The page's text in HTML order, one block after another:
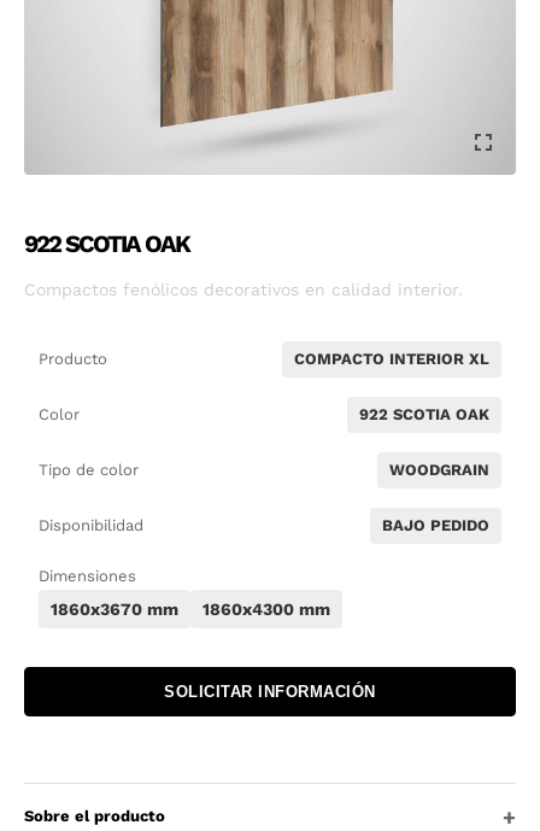
922 SCOTIA OAK
Compactos fenólicos decorativos en calidad interior.
Producto COMPACTO INTERIOR XL
Color 922 SCOTIA OAK
Tipo de color WOODGRAIN
Disponibilidad BAJO PEDIDO
Dimensiones
1860x3670 mm 1860x4300 mm
SOLICITAR INFORMACIÓN
Sobre el producto